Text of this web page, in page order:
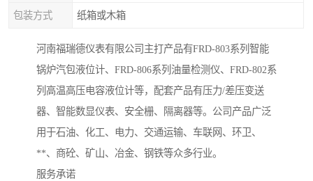
包装方式 纸箱或木箱
河南福瑞德仪表有限公司主打产品有FRD-803系列智能
锅炉汽包液位计、FRD-806系列油量检测仪、FRD-802系
列高温高压电容液位计等，配套产品有压力/差压变送
器、智能数显仪表、安全栅、隔离器等。公司产品广泛
用于石油、化工、电力、交通运输、车联网、环卫、
**、商砼、矿山、冶金、钢铁等众多行业。
服务承诺